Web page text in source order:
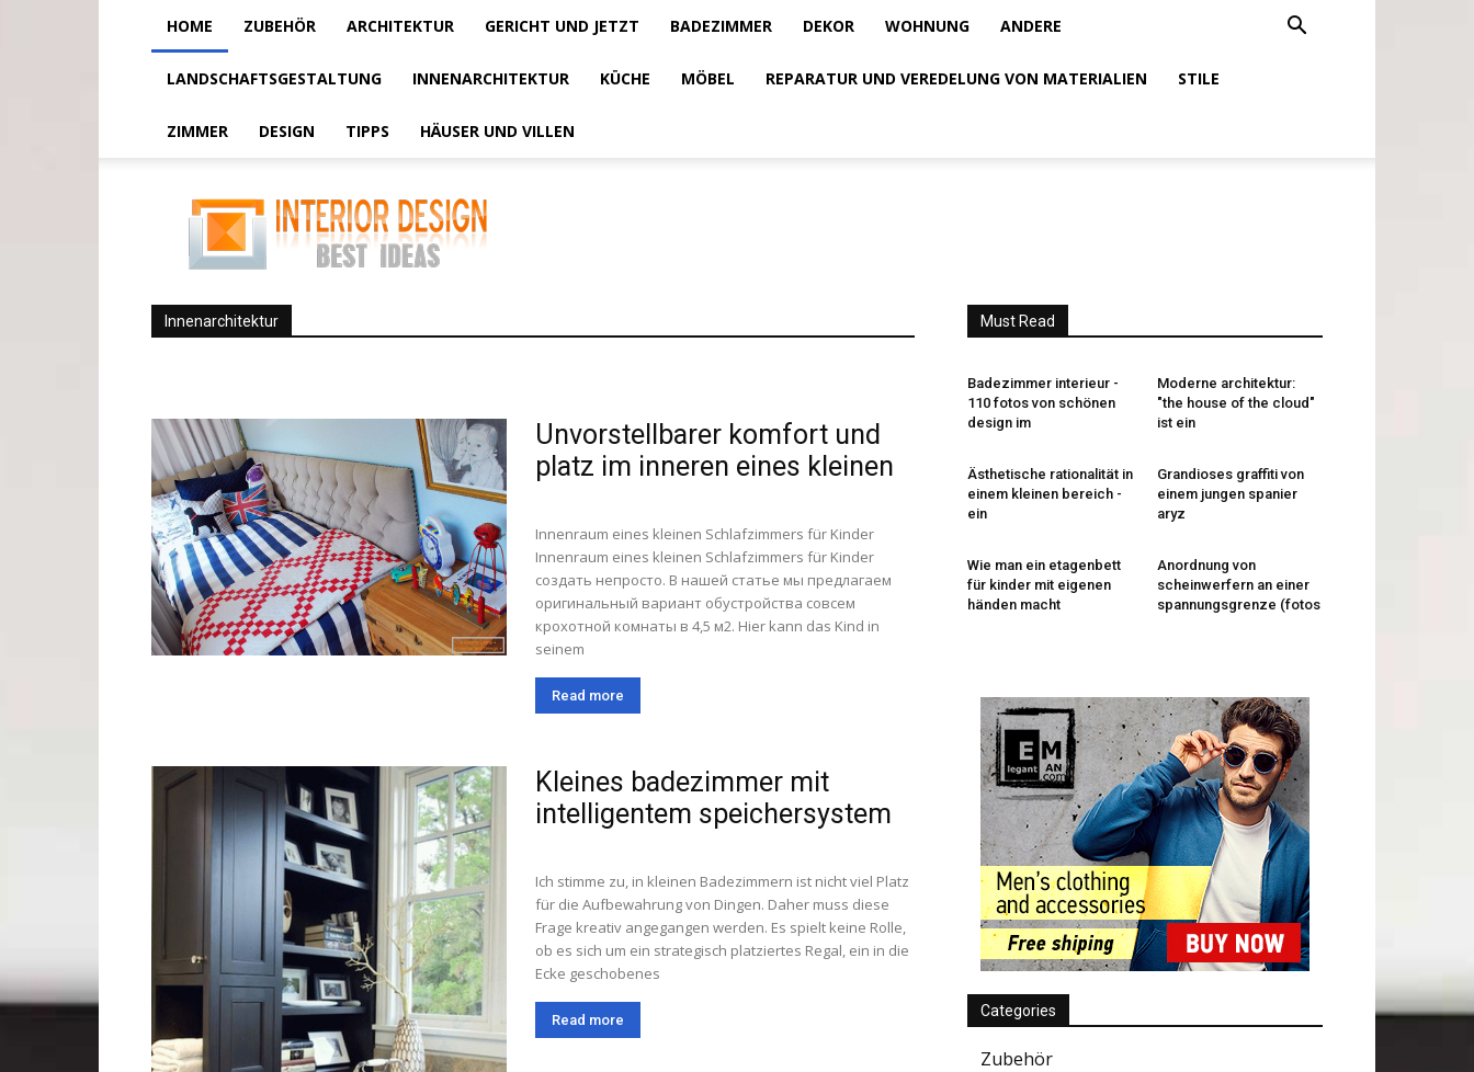
HOME ZUBEHÖR ARCHITEKTUR GERICHT UND JETZT BADEZIMMER DEKOR WOHNUNG ANDERE
LANDSCHAFTSGESTALTUNG INNENARCHITEKTUR KÜCHE MÖBEL REPARATUR UND VEREDELUNG VON MATERIALIEN STILE
ZIMMER DESIGN TIPPS HÄUSER UND VILLEN
Innenarchitektur
Unvorstellbarer komfort und
platz im inneren eines kleinen
Innenraum eines kleinen Schlafzimmers für Kinder
Innenraum eines kleinen Schlafzimmers für Kinder
создать непросто. В нашей статье мы предлагаем
оригинальный вариант обустройства совсем
крохотной комнаты в 4,5 м2. Hier kann das Kind in
seinem
Read more
Kleines badezimmer mit
intelligentem speichersystem
Ich stimme zu, in kleinen Badezimmern ist nicht viel Platz
für die Aufbewahrung von Dingen. Daher muss diese
Frage kreativ angegangen werden. Es spielt keine Rolle,
ob es sich um ein strategisch platziertes Regal, ein in die
Ecke geschobenes
Read more
Must Read
Badezimmer interieur -
110 fotos von schönen
design im
Moderne architektur:
"the house of the cloud"
ist ein
Ästhetische rationalität in
einem kleinen bereich -
ein
Grandioses graffiti von
einem jungen spanier
aryz
Wie man ein etagenbett
für kinder mit eigenen
händen macht
Anordnung von
scheinwerfern an einer
spannungsgrenze (fotos
Categories
Zubehör